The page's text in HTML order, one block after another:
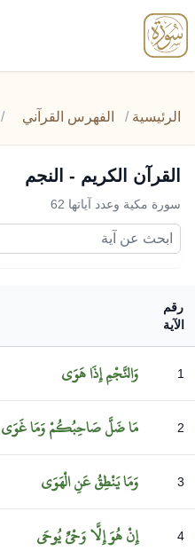
الرئيسية / الفهرس القرآني /
القرآن الكريم - النجم
سورة مكية وعدد آياتها 62
رقم
الآية
1 وَالنَّجْمِإِذَاهَوَى
2 مَاضَلَّصَاحِبُكُمْوَمَاغَوَى
3 وَمَايَنْطِقُعَنِالْهَوَى
4 إِنْهُوَإِلَّاوَحْيٌيُوحَى